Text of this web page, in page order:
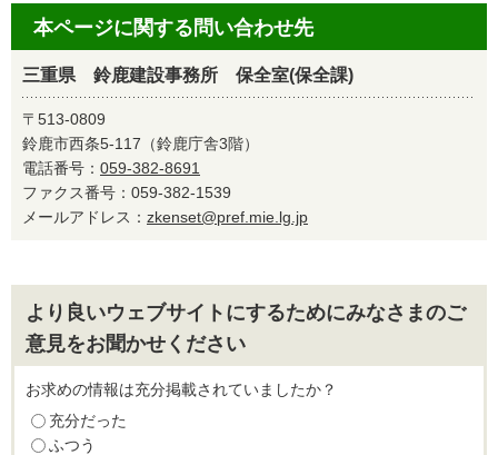
本ページに関する問い合わせ先
三重県 鈴鹿建設事務所 保全室(保全課)
〒513-0809
鈴鹿市西条5-117（鈴鹿庁舎3階）
電話番号： 059-382-8691
ファクス番号：059-382-1539
メールアドレス： zkenset@pref.mie.lg.jp
より良いウェブサイトにするためにみなさまのご
意見をお聞かせください
お求めの情報は充分掲載されていましたか？
充分だった
ふつう